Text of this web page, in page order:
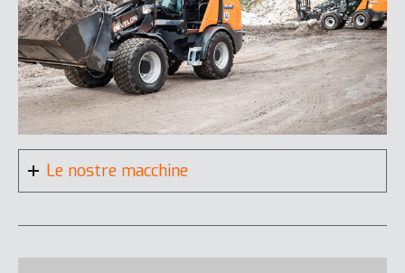
DL220-7
Le nostre macchine